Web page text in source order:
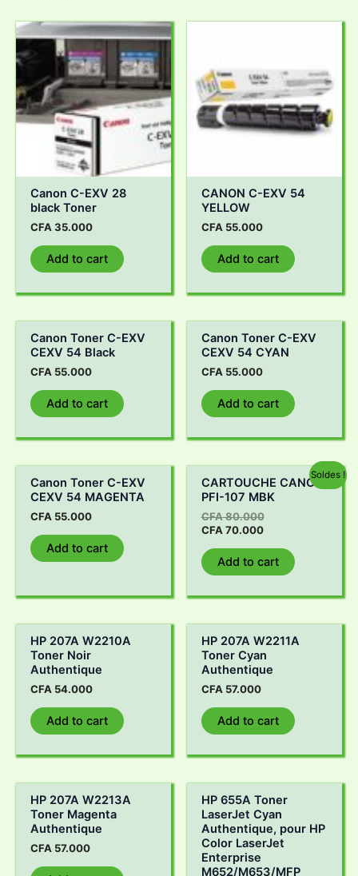
Canon C-EXV 28
black Toner
CFA 35.000
Add to cart
CANON C-EXV 54
YELLOW
CFA 55.000
Add to cart
Canon Toner C-EXV
CEXV 54 Black
CFA 55.000
Add to cart
Canon Toner C-EXV
CEXV 54 CYAN
CFA 55.000
Add to cart
Canon Toner C-EXV
CEXV 54 MAGENTA
CFA 55.000
Add to cart
Soldes !
CARTOUCHE CANON
PFI-107 MBK
CFA80.000
CFA 70.000
Add to cart
HP 207A W2210A
Toner Noir
Authentique
CFA54.000
Add to cart
HP 207A W2211A
Toner Cyan
Authentique
CFA57.000
Add to cart
HP 207A W2213A
Toner Magenta
Authentique
CFA57.000
HP 655A Toner
LaserJet Cyan
Authentique, pour HP
Color LaserJet
Enterprise
M652/M653/MFP